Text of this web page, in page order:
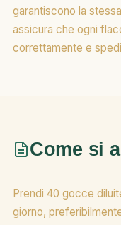
garantiscono la
assicura che ogni
correttamente e
Come si
Prendi 40 gocce
giorno,